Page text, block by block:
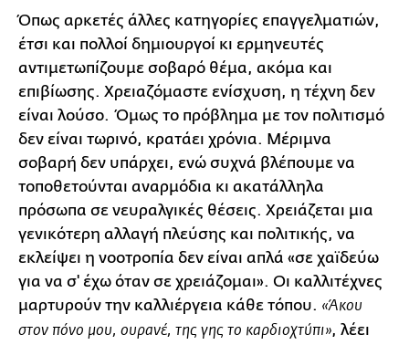
Όπως αρκετές άλλες κατηγορίες επαγγελματιών,
έτσι και πολλοί δημιουργοί κι ερμηνευτές
αντιμετωπίζουμε σοβαρό θέμα, ακόμα και
επιβίωσης. Χρειαζόμαστε ενίσχυση, η τέχνη δεν
είναι λούσο. Όμως το πρόβλημα με τον πολιτισμό
δεν είναι τωρινό, κρατάει χρόνια. Μέριμνα
σοβαρή δεν υπάρχει, ενώ συχνά βλέπουμε να
τοποθετούνται αναρμόδια κι ακατάλληλα
πρόσωπα σε νευραλγικές θέσεις. Χρειάζεται μια
γενικότερη αλλαγή πλεύσης και πολιτικής, να
εκλείψει η νοοτροπία δεν είναι απλά «σε χαϊδεύω
για να σ' έχω όταν σε χρειάζομαι». Οι καλλιτέχνες
μαρτυρούν την καλλιέργεια κάθε τόπου. «Άκου
στον πόνο μου, ουρανέ, της γης το καρδιοχτύπι», λέει